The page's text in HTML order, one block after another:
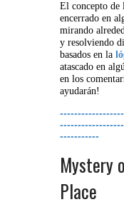
El concepto de
encerrado en
mirando
y resolviendo
basados en la
atascado en
en los
ayudarán!
-----------
Mystery
Place